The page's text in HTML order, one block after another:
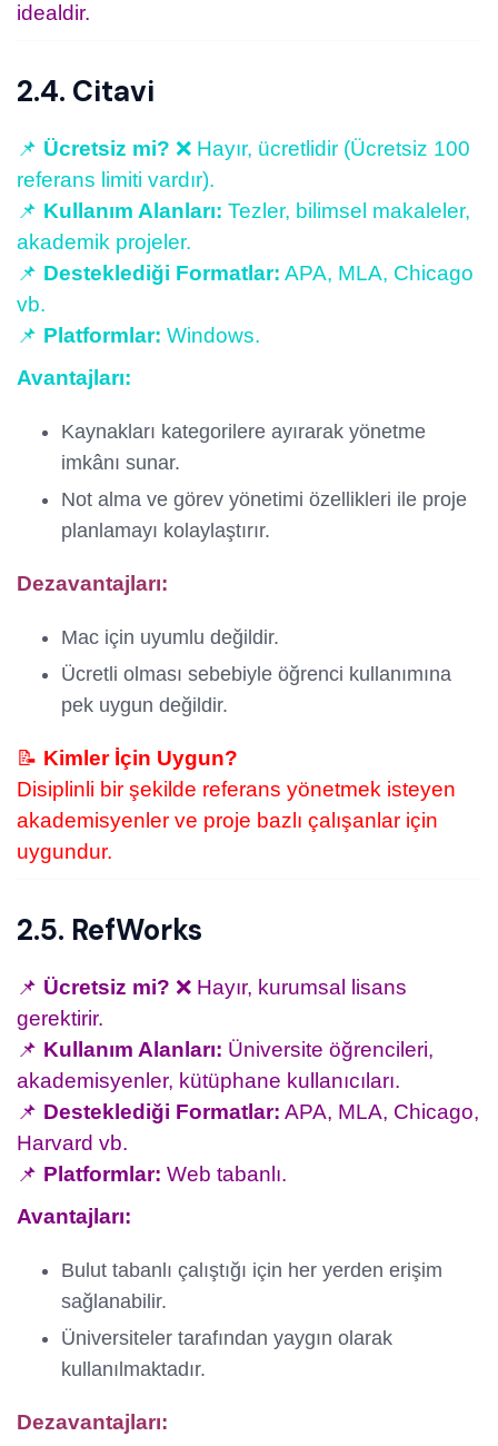
idealdir.
2.4. Citavi
📌 Ücretsiz mi? ❌ Hayır, ücretlidir (Ücretsiz 100
referans limiti vardır).
📌 Kullanım Alanları: Tezler, bilimsel makaleler,
akademik projeler.
📌 Desteklediği Formatlar: APA, MLA, Chicago
vb.
📌 Platformlar: Windows.
Avantajları:
Kaynakları kategorilere ayırarak yönetme
imkânı sunar.
Not alma ve görev yönetimi özellikleri ile proje
planlamayı kolaylaştırır.
Dezavantajları:
Mac için uyumlu değildir.
Ücretli olması sebebiyle öğrenci kullanımına
pek uygun değildir.
📝 Kimler İçin Uygun?
Disiplinli bir şekilde referans yönetmek isteyen
akademisyenler ve proje bazlı çalışanlar için
uygundur.
2.5. RefWorks
📌 Ücretsiz mi? ❌ Hayır, kurumsal lisans
gerektirir.
📌 Kullanım Alanları: Üniversite öğrencileri,
akademisyenler, kütüphane kullanıcıları.
📌 Desteklediği Formatlar: APA, MLA, Chicago,
Harvard vb.
📌 Platformlar: Web tabanlı.
Avantajları:
Bulut tabanlı çalıştığı için her yerden erişim
sağlanabilir.
Üniversiteler tarafından yaygın olarak
kullanılmaktadır.
Dezavantajları: